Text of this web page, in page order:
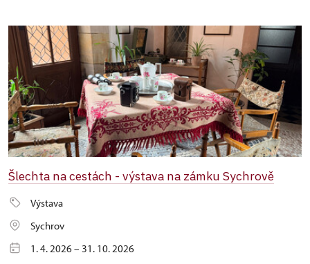
Šlechta na cestách - výstava na zámku Sychrově
Výstava
Sychrov
1. 4. 2026 – 31. 10. 2026